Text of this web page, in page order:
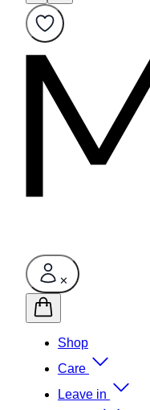
✕
Shop
Care
Leave in